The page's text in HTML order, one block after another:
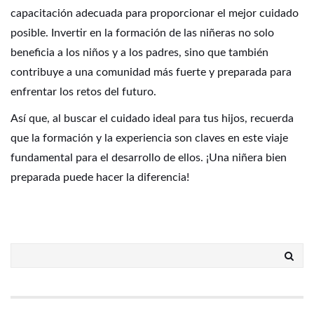
capacitación adecuada para proporcionar el mejor cuidado
posible. Invertir en la formación de las niñeras no solo
beneficia a los niños y a los padres, sino que también
contribuye a una comunidad más fuerte y preparada para
enfrentar los retos del futuro.
Así que, al buscar el cuidado ideal para tus hijos, recuerda
que la formación y la experiencia son claves en este viaje
fundamental para el desarrollo de ellos. ¡Una niñera bien
preparada puede hacer la diferencia!